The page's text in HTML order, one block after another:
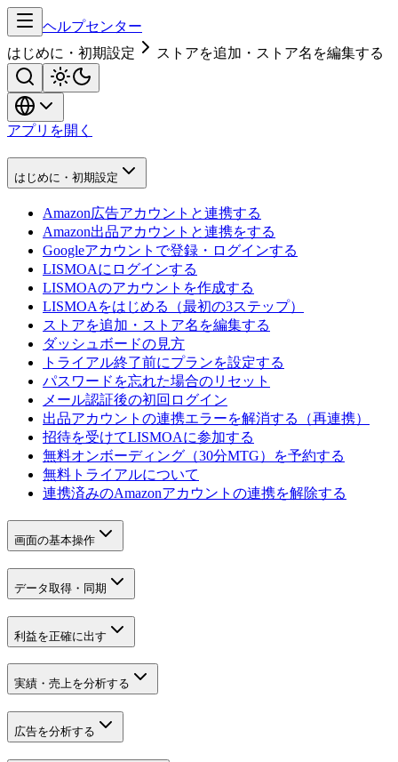
ヘルプセンター
はじめに・初期設定
ストアを追加・ストア名を編集する
アプリを開く
はじめに・初期設定
Amazon広告アカウントと連携する
Amazon出品アカウントと連携をする
Googleアカウントで登録・ログインする
LISMOAにログインする
LISMOAのアカウントを作成する
LISMOAをはじめる（最初の3ステップ）
ストアを追加・ストア名を編集する
ダッシュボードの見方
トライアル終了前にプランを設定する
パスワードを忘れた場合のリセット
メール認証後の初回ログイン
出品アカウントの連携エラーを解消する（再連携）
招待を受けてLISMOAに参加する
無料オンボーディング（30分MTG）を予約する
無料トライアルについて
連携済みのAmazonアカウントの連携を解除する
画面の基本操作
データ取得・同期
利益を正確に出す
実績・売上を分析する
広告を分析する